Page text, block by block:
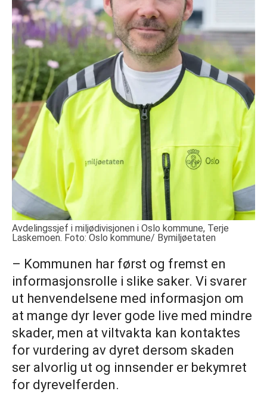
Avdelingssjef i miljødivisjonen i Oslo kommune, Terje
Laskemoen. Foto: Oslo kommune/ Bymiljøetaten
– Kommunen har først og fremst en
informasjonsrolle i slike saker. Vi svarer
ut henvendelsene med informasjon om
at mange dyr lever gode live med mindre
skader, men at viltvakta kan kontaktes
for vurdering av dyret dersom skaden
ser alvorlig ut og innsender er bekymret
for dyrevelferden.